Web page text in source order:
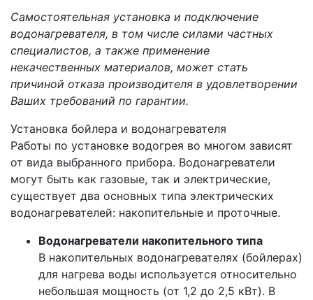
Самостоятельная установка и подключение
водонагревателя, в том числе силами частных
специалистов, а также применение
некачественных материалов, может стать
причиной отказа производителя в удовлетворении
Ваших требований по гарантии.
Установка бойлера и водонагревателя
Работы по установке водогрея во многом зависят
от вида выбранного прибора. Водонагреватели
могут быть как газовые, так и электрические,
существует два основных типа электрических
водонагревателей: накопительные и проточные.
Водонагреватели накопительного типа
В накопительных водонагревателях (бойлерах)
для нагрева воды используется относительно
небольшая мощность (от 1,2 до 2,5 кВт). В